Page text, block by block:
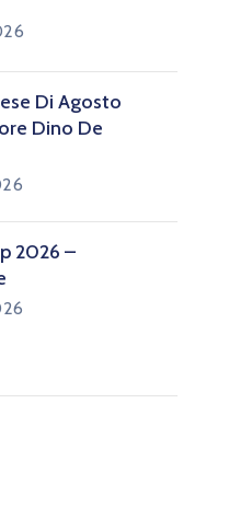
Di Agosto
Dino De
2026 –